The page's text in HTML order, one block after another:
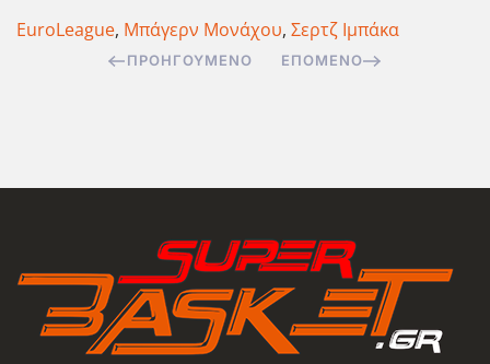
EuroLeague, Μπάγερν Μονάχου, Σερτζ Ιμπάκα
ΠΡΟΗΓΟΎΜΕΝΟ ΕΠΌΜΕΝΟ